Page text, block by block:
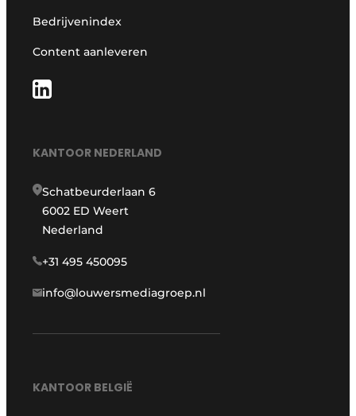
Bedrijvenindex
Content aanleveren
KANTOOR NEDERLAND
Schatbeurderlaan 6
6002 ED Weert
Nederland
+31 495 450095
info@louwersmediagroep.nl
KANTOOR BELGIË